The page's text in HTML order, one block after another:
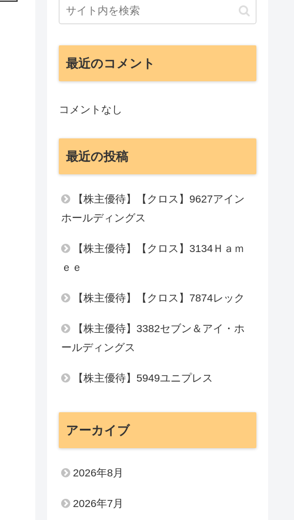
最近のコメント
コメントなし
最近の投稿
【株主優待】【クロス】9627アイン
ホールディングス
【株主優待】【クロス】3134Ｈａｍ
ｅｅ
【株主優待】【クロス】7874レック
【株主優待】3382セブン＆アイ・ホ
ールディングス
【株主優待】5949ユニプレス
アーカイブ
2026年8月
2026年7月